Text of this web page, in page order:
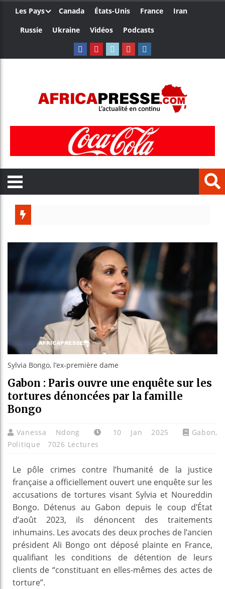
Les Pays Canada États-Unis France
Iran
Russie
Ukraine Vidéos Podcasts
Bénin :
Sylvia Bongo, l’ex-première dame
Gabon : Paris ouvre une enquête sur les
tortures dénoncées par la famille
Bongo
Vanessa Ndong 10 Jan 2025 Gabon,
Politique
7026 Lectures
Le pôle crimes contre l’humanité de la justice
française a officiellement ouvert une enquête sur les
accusations de tortures visant Sylvia et Noureddin
Bongo. Détenus au Gabon depuis le coup d’État
d’août 2023, ils dénoncent des traitements
inhumains. Les avocats des deux proches de l’ancien
président Ali Bongo ont déposé plainte en France,
qualifiant les conditions de détention de leurs
clients de “constituant en elles-mêmes des actes de
torture”.